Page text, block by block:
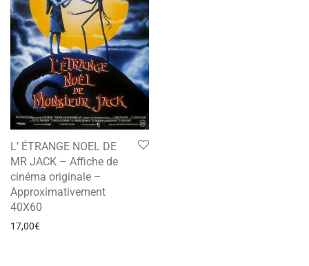
L’ ÉTRANGE NOEL DE
MR JACK – Affiche de
cinéma originale –
Approximativement
40X60
17,00€